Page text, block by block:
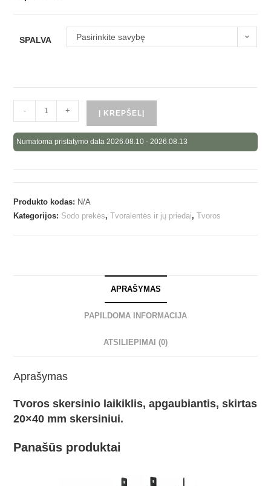
SPALVA Pasirinkite savybę
- + Į KREPŠELĮ
Numatoma pristatymo data 2026.08.10 - 2026.08.13
Produkto kodas: N/A
Kategorijos: Sodo prekės,Tvoralentės ir jų priedai,Tvoros
APRAŠYMAS
PAPILDOMA INFORMACIJA
ATSILIEPIMAI (0)
Aprašymas
Tvoros skersinio laikiklis, apgaubiantis, skirtas
20×40 mm skersiniui.
Panašūs produktai